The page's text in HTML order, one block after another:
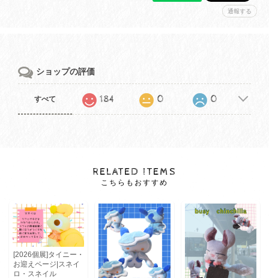
通報する
ショップの評価
すべて 184 0 0
RELATED ITEMS
こちらもおすすめ
[2026個展]タイニー・
お迎えページ|スネイ
ロ・スネイル